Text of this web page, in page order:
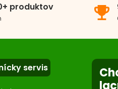
produktov emoji_events
servis